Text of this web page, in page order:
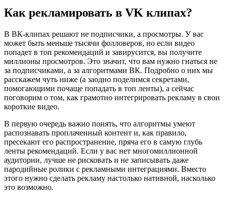
Как рекламировать в VK клипах?
В ВК-клипах решают не подписчики, а просмотры. У вас
может быть меньше тысячи фолловеров, но если видео
попадет в топ рекомендаций и завирусится, вы получите
миллионы просмотров. Это значит, что вам нужно гнаться не
за подписчиками, а за алгоритмами ВК. Подробно о них мы
расскажем чуть ниже (а заодно поделимся секретами,
помогающими почаще попадать в топ ленты), а сейчас
поговорим о том, как грамотно интегрировать рекламу в свои
короткие видео.
В первую очередь важно понять, что алгоритмы умеют
распознавать проплаченный контент и, как правило,
пресекают его распространение, пряча его в самую глубь
ленты рекомендаций. Если у вас нет многомиллионной
аудитории, лучше не рисковать и не записывать даже
пародийные ролики с рекламными интеграциями. Вместо
этого нужно сделать рекламу настолько нативной, насколько
это возможно.